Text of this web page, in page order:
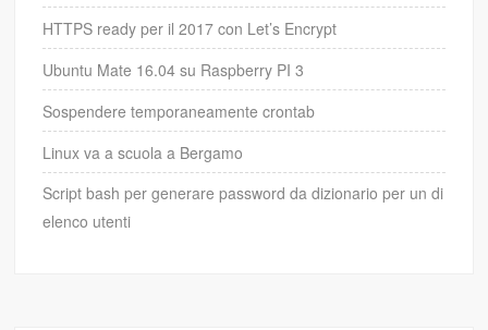
HTTPS ready per il 2017 con Let’s Encrypt
Ubuntu Mate 16.04 su Raspberry PI 3
Sospendere temporaneamente crontab
Linux va a scuola a Bergamo
Script bash per generare password da dizionario per un di
elenco utenti